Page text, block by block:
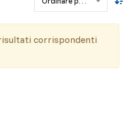
corrispondenti